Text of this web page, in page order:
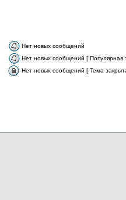
Нет новых сообщений
Нет новых сообщений [ Популярная
Нет новых сообщений [ Тема